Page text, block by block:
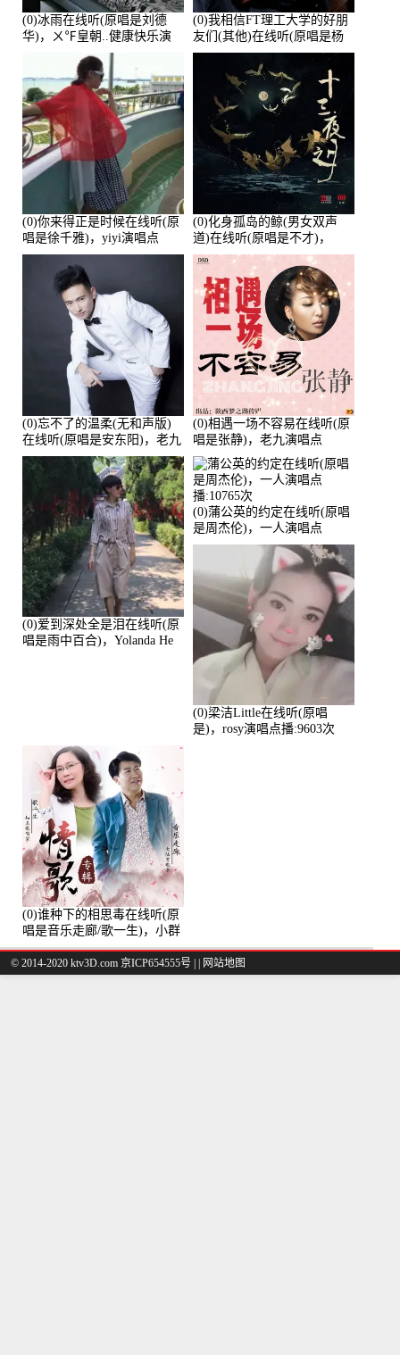
(0)冰雨在线听(原唱是刘德
华)，ㄨ℉皇朝..健康快乐演
(0)我相信FT理工大学的好朋
友们(其他)在线听(原唱是杨
培安)，老乔演唱点播:23714
(0)你来得正是时候在线听(原
唱是徐千雅)，yiyi演唱点
播:21991次
(0)化身孤岛的鲸(男女双声
道)在线听(原唱是不才)，
HGBai演唱点播:19428次
(0)忘不了的温柔(无和声版)
在线听(原唱是安东阳)，老九
演唱点播:17392次
(0)相遇一场不容易在线听(原
唱是张静)，老九演唱点
播:11453次
(0)爱到深处全是泪在线听(原
唱是雨中百合)，Yolanda He
(0)蒲公英的约定在线听(原唱
是周杰伦)，一人演唱点
播:10765次
(0)梁洁Little在线听(原唱
是)，rosy演唱点播:9603次
(0)谁种下的相思毒在线听(原
唱是音乐走廊/歌一生)，小群
演唱点播:8975次
© 2014-2020 ktv3D.com 京ICP654555号 | 网站地图